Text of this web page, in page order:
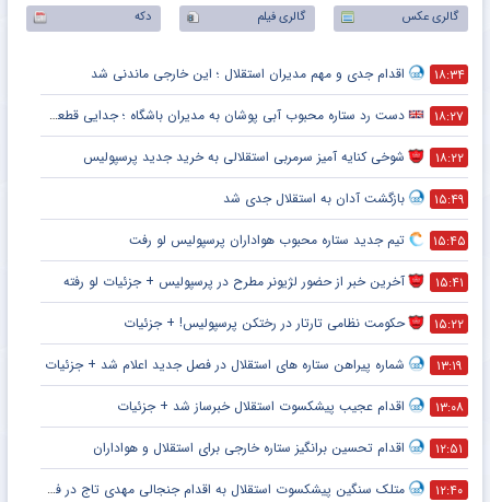
گالری عکس
گالری فیلم دکه
۱۸:۳۴ اقدام جدی و مهم مدیران استقلال ؛ این خارجی ماندنی شد
۱۸:۲۷ دست رد ستاره محبوب آبی پوشان به مدیران باشگاه ؛ جدایی قطعی است !
۱۸:۲۲ شوخی کنایه آمیز سرمربی استقلالی به خرید جدید پرسپولیس
۱۵:۴۹ بازگشت آدان به استقلال جدی شد
۱۵:۴۵ تیم جدید ستاره محبوب هواداران پرسپولیس لو رفت
۱۵:۴۱ آخرین خبر از حضور لژیونر مطرح در پرسپولیس + جزئیات لو رفته
۱۵:۲۲ حکومت نظامی تارتار در رختکن پرسپولیس! + جزئیات
۱۳:۱۹ شماره پیراهن ستاره های استقلال در فصل جدید اعلام شد + جزئیات
۱۳:۰۸ اقدام عجیب پیشکسوت استقلال خبرساز شد + جزئیات
۱۲:۵۱ اقدام تحسین برانگیز ستاره خارجی برای استقلال و هواداران
۱۲:۴۰ متلک سنگین پیشکسوت استقلال به اقدام جنجالی مهدی تاج در فدراسیون فوتبال